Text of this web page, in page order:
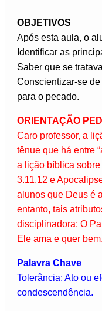
OBJETIVOS
Após esta aula, o
Identificar as
Saber que se
Conscientizar-se
para o pecado.
ORIENTAÇÃO
Caro professor, a
tênue que há entre
a lição bíblica
3.11,12 e
alunos que Deus é
entanto, tais
disciplinadora: O
Ele ama e quer bem.
Palavra Chave
Tolerância: Ato ou
condescendência.